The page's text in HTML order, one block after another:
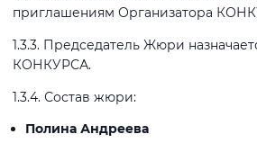
приглашениям Организатора
1.3.3. Председатель Жюри
КОНКУРСА.
1.3.4. Состав жюри:
Полина Андреева